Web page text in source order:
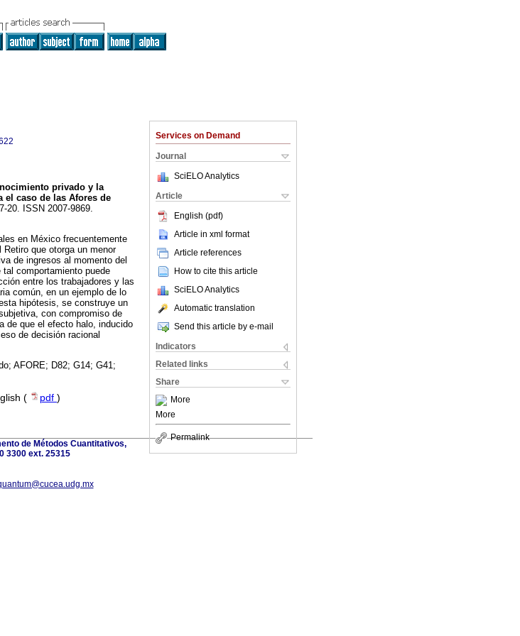
Services on Demand
Journal
SciELO Analytics
Article
English (pdf)
Article in xml format
Article references
How to cite this article
SciELO Analytics
Automatic translation
Send this article by e-mail
Indicators
Related links
Share
More
More
Permalink
privado y la
caso de las Afores de
20. ISSN 2007-9869.
en México frecuentemente
que otorga un menor
de ingresos al momento del
comportamiento puede
entre los trabajadores y las
común, en un ejemplo de lo
hipótesis, se construye un
con compromiso de
de que el efecto halo, inducido
de decisión racional
AFORE; D82; G14; G41;
( pdf )
de Métodos Cuantitativos,
3300 ext. 25315